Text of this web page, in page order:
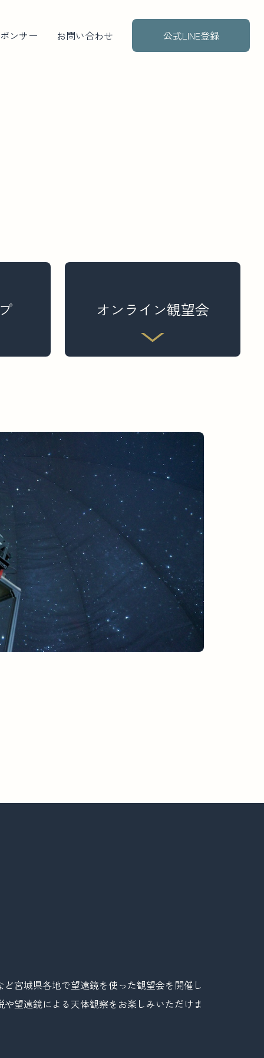
ンサー お問い合わせ 公式LINE登録
オンライン観望会
宮城県各地で望遠鏡を使った観望会を開催し
望遠鏡による天体観察をお楽しみいただけま